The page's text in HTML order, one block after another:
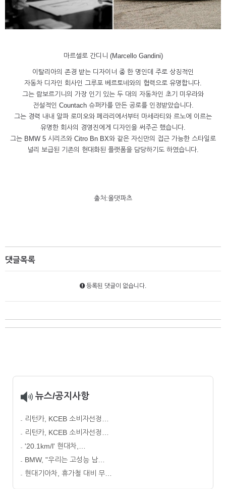
마르셀로 간디니 (Marcello Gandini)
이탈리아의 존경 받는 디자이너 중 한 명인데 주로 상징적인
자동차 디자인 회사인 그루포 베르토네와의 협력으로 유명합니다.
그는 람보르기니의 가장 인기 있는 두 대의 자동차인 초기 미우라와
전설적인 Countach 슈퍼카를 만든 공로를 인정받았습니다.
그는 경력 내내 알파 로미오와 페라리에서부터 마세라티와 르노에 이르는
유명한 회사의 경영진에게 디자인을 써주곤 했습니다.
그는 BMW 5 시리즈와 Citro Bn BX와 같은 자신만의 접근 가능한 스타일로
널리 보급된 기존의 현대화된 플랫폼을 담당하기도 하였습니다.
출처:올댓파츠
댓글목록
등록된 댓글이 없습니다.
뉴스/공지사항
리턴카, KCEB 소비자선정…
리턴카, KCEB 소비자선정…
'20.1km/l' 현대차,…
BMW, "우리는 고성능 남…
현대기아차, 휴가철 대비 무…